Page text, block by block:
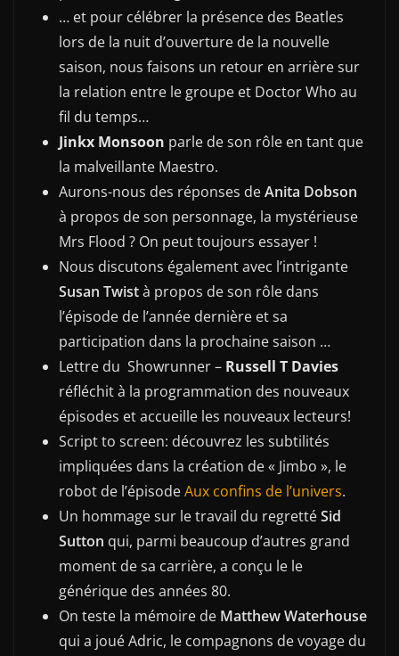
… et pour célébrer la présence des Beatles
lors de la nuit d’ouverture de la nouvelle
saison, nous faisons un retour en arrière sur
la relation entre le groupe et Doctor Who au
fil du temps…
Jinkx Monsoon parle de son rôle en tant que
la malveillante Maestro.
Aurons-nous des réponses deAnita Dobson
à propos de son personnage, la mystérieuse
Mrs Flood ? On peut toujours essayer !
Nous discutons également avec l’intrigante
Susan Twistà propos de son rôle dans
l’épisode de l’année dernière et sa
participation dans la prochaine saison …
Lettre du Showrunner – Russell T Davies
réfléchit à la programmation des nouveaux
épisodes et accueille les nouveaux lecteurs!
Script to screen: découvrez les subtilités
impliquées dans la création de « Jimbo », le
robot de l’épisodeAux confins de l’univers.
Un hommage sur le travail du regrettéSid
Sutton qui, parmi beaucoup d’autres grand
moment de sa carrière, a conçu le le
générique des années 80.
On teste la mémoire de Matthew Waterhouse
qui a joué Adric, le compagnons de voyage du